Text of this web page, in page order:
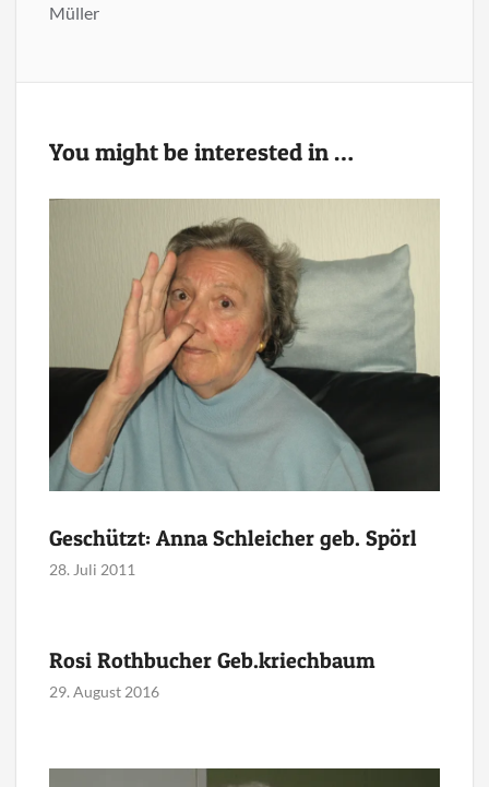
You might be interested in …
Geschützt: Anna Schleicher geb. Spörl
28. Juli 2011
Rosi Rothbucher Geb.kriechbaum
29. August 2016